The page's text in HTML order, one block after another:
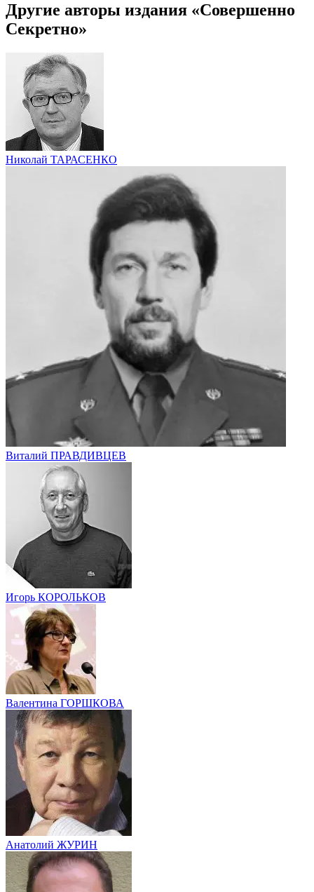
Другие авторы издания «Совершенно
Секретно»
Николай ТАРАСЕНКО
Виталий ПРАВДИВЦЕВ
Игорь КОРОЛЬКОВ
Валентина ГОРШКОВА
Анатолий ЖУРИН